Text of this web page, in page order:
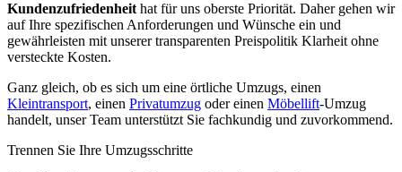
Kundenzufriedenheit hat für uns oberste Priorität. Daher gehen wir
auf Ihre spezifischen Anforderungen und Wünsche ein und
gewährleisten mit unserer transparenten Preispolitik Klarheit ohne
versteckte Kosten.
Ganz gleich, ob es sich um eine örtliche Umzugs, einen
Kleintransport, einen Privatumzug oder einen Möbellift-Umzug
handelt, unser Team unterstützt Sie fachkundig und zuvorkommend.
Trennen Sie Ihre Umzugsschritte